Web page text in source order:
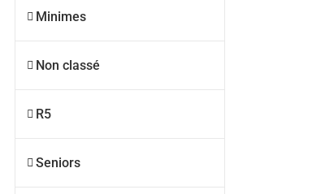
Minimes
Non classé
R5
Seniors